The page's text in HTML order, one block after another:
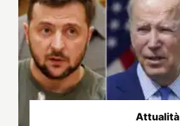
Attualità